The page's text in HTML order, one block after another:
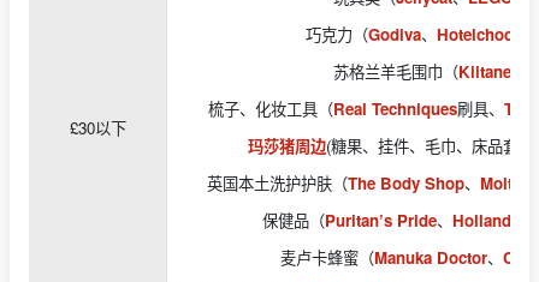
£30以下
巧克力（Godiva、 Hotelchocolat
苏格兰羊毛围巾（Kiltane
梳子、化妆工具（Real Techniques刷具、
玛莎猪周边(糖果、挂件、毛巾、床品套
英国本土洗护护肤（The Body Shop、 Molton
保健品（Puritan’s Pride、 Holland &
麦卢卡蜂蜜（Manuka Doctor、